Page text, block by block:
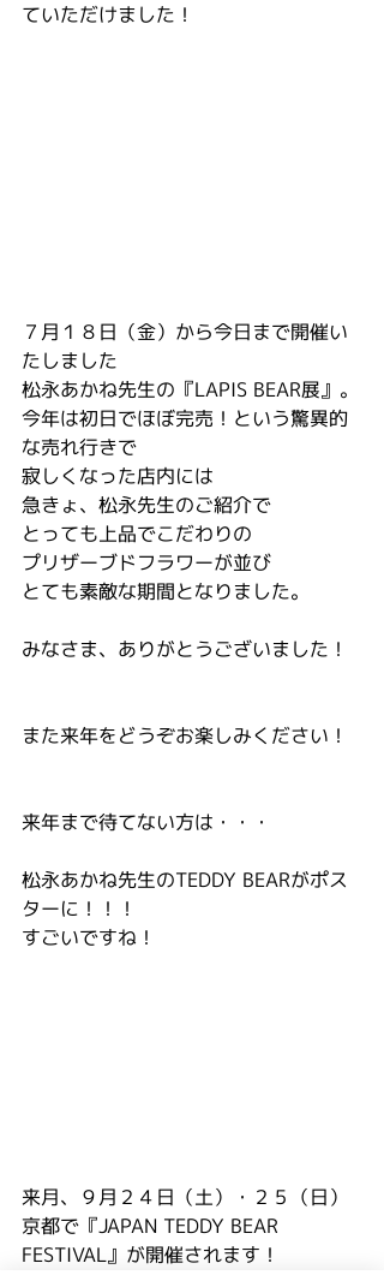
ていただけました！
７月１８日（金）から今日まで開催い
たしました
松永あかね先生の『LAPIS BEAR展』。
今年は初日でほぼ完売！という驚異的
な売れ行きで
寂しくなった店内には
急きょ、松永先生のご紹介で
とっても上品でこだわりの
プリザーブドフラワーが並び
とても素敵な期間となりました。
みなさま、ありがとうございました！
また来年をどうぞお楽しみください！
来年まで待てない方は・・・
松永あかね先生のTEDDY BEARがポス
ターに！！！
すごいですね！
来月、９月２４日（土）・２５（日）
京都で『JAPAN TEDDY BEAR
FESTIVAL』が開催されます！